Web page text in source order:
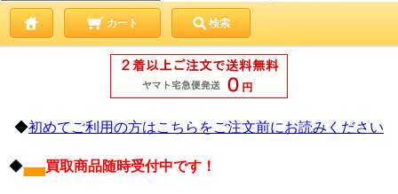
カート 検索
◆初めてご利用の方はこちらをご注文前にお読みください
◆ 買取商品随時受付中です！